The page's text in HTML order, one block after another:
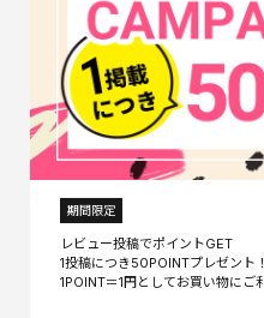
期間限定
レビュー投稿でポイントGET
1投稿につき50POINTプレゼント！